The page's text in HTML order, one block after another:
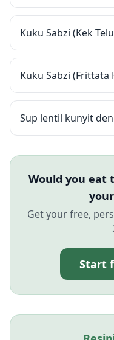
Kuku Sabzi (Kek
Kuku Sabzi (Frittata
Sup lentil kunyit
Would you eat
Get your free,
Start